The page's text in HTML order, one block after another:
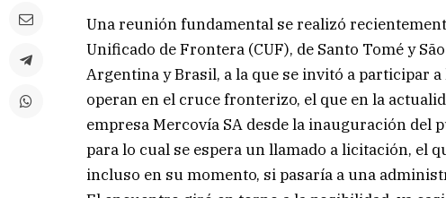
Una reunión fundamental se realizó
Unificado de Frontera (CUF), de Santo Tomé y
Argentina y Brasil, a la que se invitó a participar
operan en el cruce fronterizo, el que en la
empresa Mercovía SA desde la inauguración del
para lo cual se espera un llamado a licitación, el
incluso en su momento, si pasaría a una